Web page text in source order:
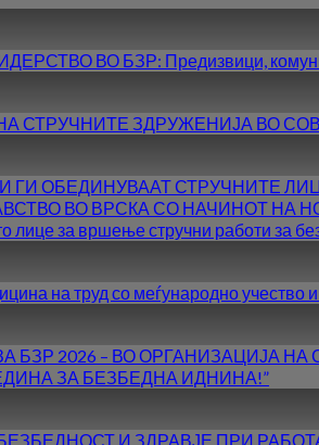
ВО БЗР: Предизвици,
СТРУЧНИТЕ ЗДРУЖЕНИЈА ВО
ГИ ОБЕДИНУВААТ СТРУЧНИТЕ
ВО ВРСКА СО НАЧИНОТ НА
лице за вршење стручни работи за
на труд со меѓународно
БЗР 2026 – ВО ОРГАНИЗАЦИЈА
ЗА БЕЗБЕДНА ИДНИНА!”
И ЗДРАВЈЕ ПРИ